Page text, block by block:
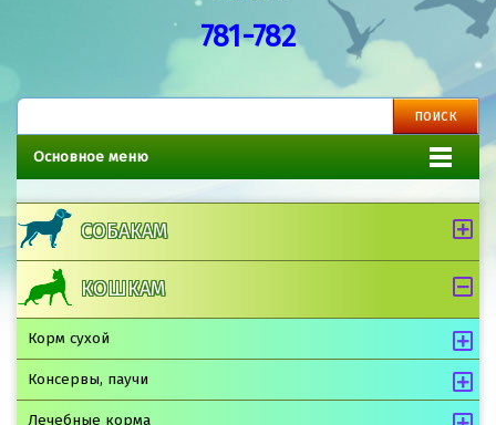
781-782
Основное меню
СОБАКАМ
КОШКАМ
Корм сухой
Консервы, паучи
Лечебные корма